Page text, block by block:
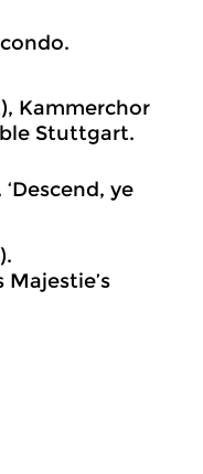
Kammerchor
Stuttgart.
ye